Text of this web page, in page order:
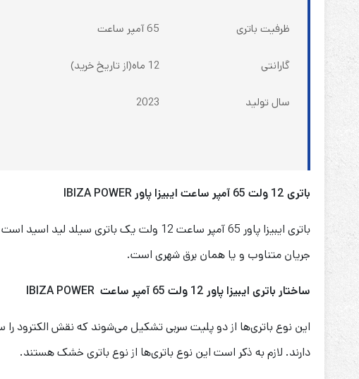
ظرفیت باتری 65 آمپر ساعت
گارانتی 12 ماه(از تاریخ خرید)
سال تولید 2023
باتری 12 ولت 65 آمپر ساعت ایبیزا پاور IBIZA POWER
جریان متناوب و یا همان برق شهری است.
ساختار باتری ایبیزا پاور 12 ولت 65 آمپر ساعت
دارند. لازم به ذکر است این نوع باتری‌ها از نوع باتری خشک هستند.